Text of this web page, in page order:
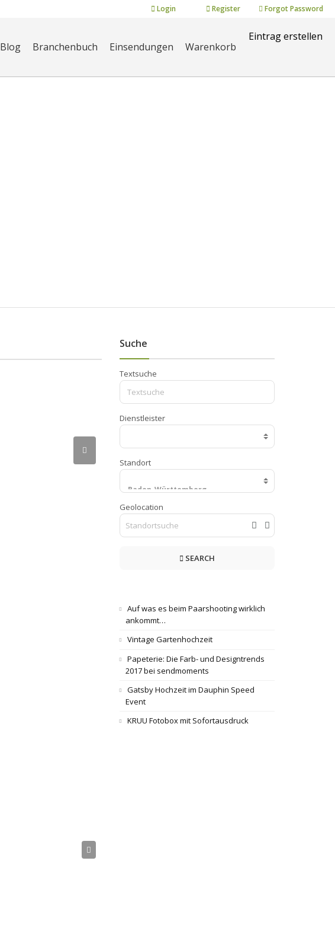
Login Register Forgot Password
Blog Branchenbuch Einsendungen Warenkorb
Eintrag erstellen
Suche
Textsuche
Dienstleister
Standort
Geolocation
SEARCH
Auf was es beim Paarshooting wirklich
ankommt…
Vintage Gartenhochzeit
Papeterie: Die Farb- und Designtrends
2017 bei sendmoments
Gatsby Hochzeit im Dauphin Speed
Event
KRUU Fotobox mit Sofortausdruck